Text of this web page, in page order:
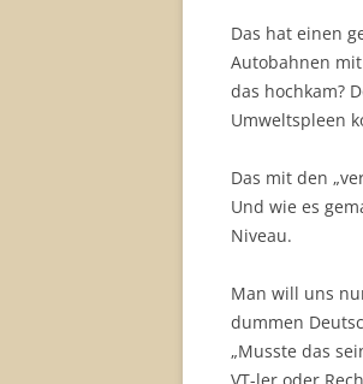
Das hat einen
Autobahnen
das hochkam?
Umweltspleen
Das mit den
Und wie es
Niveau.
Man will uns
dummen
„Musste das